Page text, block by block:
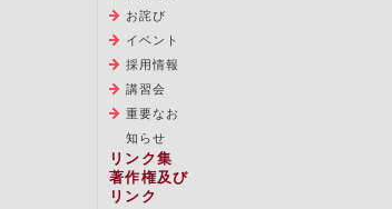
お詫び
イベント
採用情報
講習会
重要なお
知らせ
リンク集
著作権及び
リンク